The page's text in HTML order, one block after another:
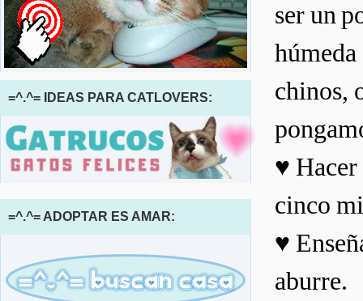
ser un
chinos,
♥ Hacer
cinco
♥
aburre.
=^.^= IDEAS PARA CATLOVERS:
=^.^= ADOPTAR ES AMAR: